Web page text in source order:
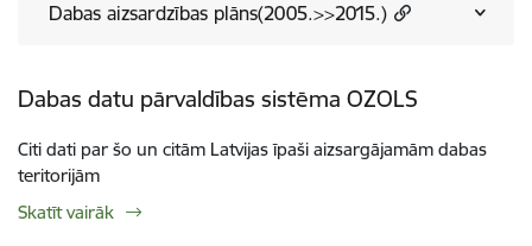
Dabas aizsardzības plāns(2005.>>2015.)
Dabas datu pārvaldības sistēma OZOLS
Citi dati par šo un citām Latvijas īpaši aizsargājamām dabas
teritorijām
Skatīt vairāk